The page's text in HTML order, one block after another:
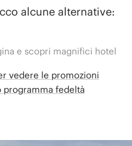
alcune alternative:
e scopri magnifici hotel
vedere le promozioni
fedeltà